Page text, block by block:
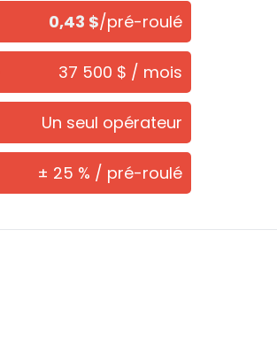
0,43 $/pré-roulé
37 500 $ / mois
Un seul opérateur
± 25 % / pré-roulé